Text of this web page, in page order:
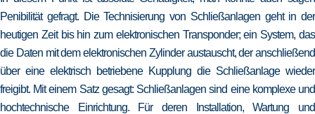
Penibilität gefragt. Die Technisierung von Schließanlagen geht in der
heutigen Zeit bis hin zum elektronischen Transponder; ein System, das
die Daten mit dem elektronischen Zylinder austauscht, der anschließend
über eine elektrisch betriebene Kupplung die Schließanlage wieder
freigibt. Mit einem Satz gesagt: Schließanlagen sind eine komplexe und
hochtechnische Einrichtung. Für deren Installation, Wartung und